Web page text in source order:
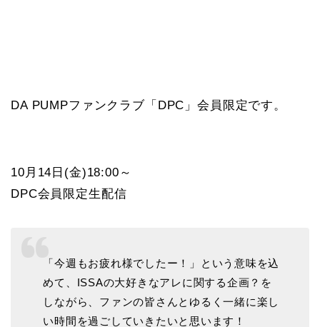
DA PUMPファンクラブ「DPC」会員限定です。
10月14日(金)18:00～
DPC会員限定生配信
「今週もお疲れ様でしたー！」という意味を込
めて、ISSAの大好きなアレに関する企画？を
しながら、ファンの皆さんとゆるく一緒に楽し
い時間を過ごしていきたいと思います！